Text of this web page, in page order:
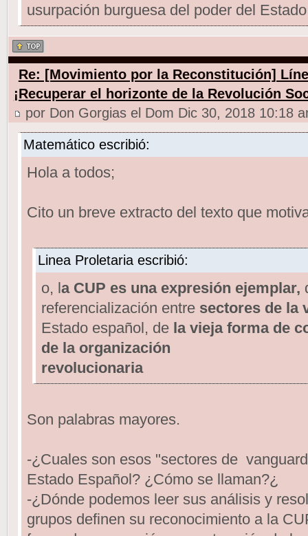
usurpación burguesa del poder del
Re: [Movimiento por la Reconstitución]
¡Recuperar el horizonte de la Revolución
por Don Gorgias el Dom Dic 30, 2018 10:18
Matemático escribió:
Hola a todos;
Cito un breve extracto del texto que
Linea Proletaria escribió:
o, la CUP es una expresión ejemplar,
referencialización entre sectores de la
Estado español, de la vieja forma de
de la organización
revolucionaria
Son palabras mayores.
-¿Cuales son esos "sectores de
Estado Español? ¿Cómo se llaman?¿
-¿Dónde podemos leer sus análisis y
grupos definen su reconocimiento a la